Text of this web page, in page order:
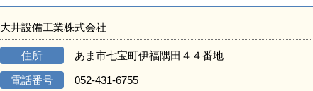
大井設備工業株式会社
住所 あま市七宝町伊福隅田４４番地
電話番号 052-431-6755